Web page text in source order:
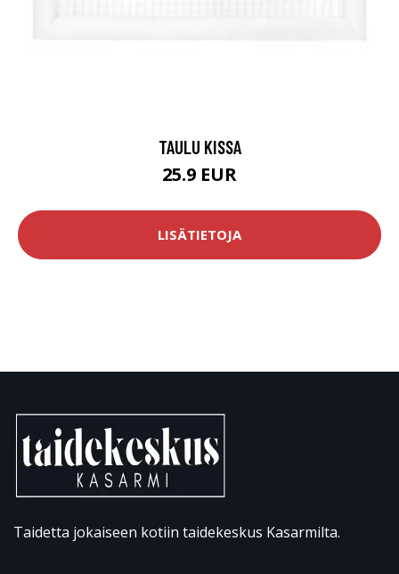
TAULU KISSA
25.9 EUR
LISÄTIETOJA
Taidetta jokaiseen kotiin taidekeskus Kasarmilta.